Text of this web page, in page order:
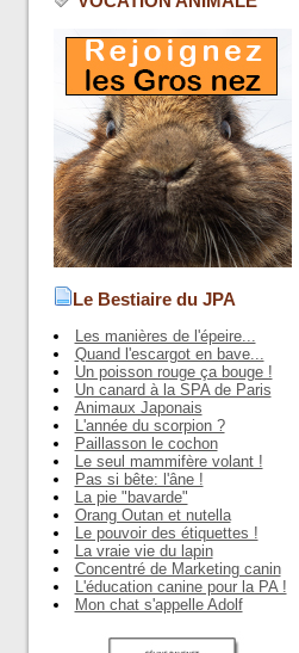
Le Bestiaire du JPA
Les manières de l'épeire...
Quand l'escargot en bave...
Un poisson rouge ça bouge !
Un canard à la SPA de Paris
Animaux Japonais
L'année du scorpion ?
Paillasson le cochon
Le seul mammifère volant !
Pas si bête: l'âne !
La pie "bavarde"
Orang Outan et nutella
Le pouvoir des étiquettes !
La vraie vie du lapin
Concentré de Marketing canin
L'éducation canine pour la PA !
Mon chat s'appelle Adolf